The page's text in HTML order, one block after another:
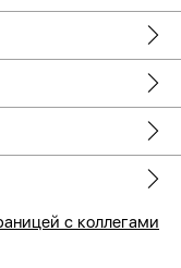
с коллегами